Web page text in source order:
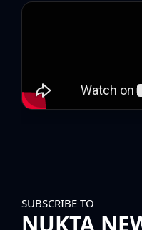
SUBSCRIBE TO
NUKTA